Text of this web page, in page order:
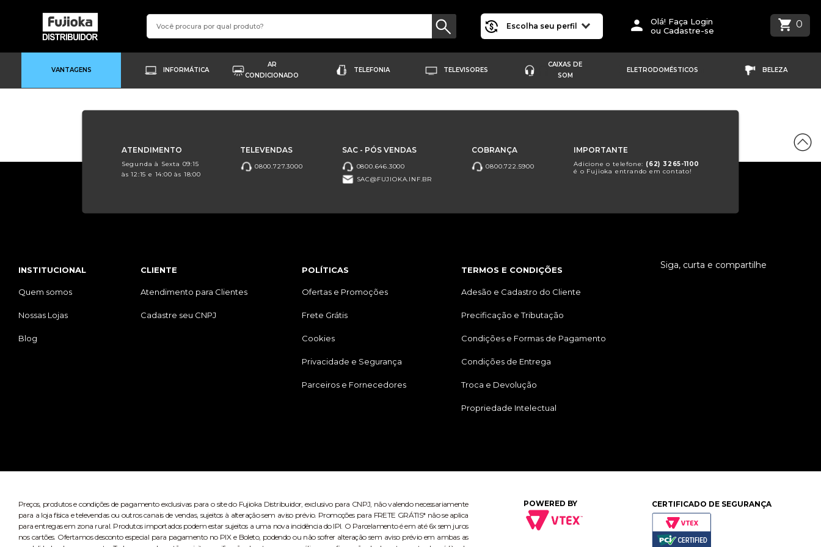
Escolha seu perfil
Olá! Faça Login
ou Cadastre-se
0
VANTAGENS INFORMÁTICA
AR
CONDICIONADO
TELEFONIA TELEVISORES
CAIXAS DE
SOM
ELETRODOMÉSTICOS BELEZA
ATENDIMENTO
Segunda à Sexta 09:15
às 12:15 e 14:00 às 18:00
TELEVENDAS
0800.727.3000
SAC - PÓS VENDAS
0800.646.3000
SAC@FUJIOKA.INF.BR
COBRANÇA
0800.722.5900
IMPORTANTE
Adicione o telefone: (62) 3265-1100
é o Fujioka entrando em contato!
INSTITUCIONAL
Quem somos
Nossas Lojas
Blog
CLIENTE
Atendimento para Clientes
Cadastre seu CNPJ
POLÍTICAS
Ofertas e Promoções
Frete Grátis
Cookies
Privacidade e Segurança
Parceiros e Fornecedores
TERMOS E CONDIÇÕES
Adesão e Cadastro do Cliente
Precificação e Tributação
Condições e Formas de Pagamento
Condições de Entrega
Troca e Devolução
Propriedade Intelectual
Siga, curta e compartilhe
Preços, produtos e condições de pagamento exclusivas para o site do Fujioka Distribuidor, exclusivo para CNPJ, não valendo necessariamente
para a loja física e televendas ou outros canais de vendas, sujeitos à alteração sem aviso prévio. Promoções para FRETE GRÁTIS* não se aplica
para entregas em zona rural. Produtos importados podem estar sujeitos a uma nova incidência do IPI. O Parcelamento é em até 6x sem juros
nos cartões. Ofertamos desconto especial para pagamento no PIX e Boleto, podendo ou não sofrer alteração sem aviso prévio em ambas as
POWERED BY CERTIFICADO DE SEGURANÇA